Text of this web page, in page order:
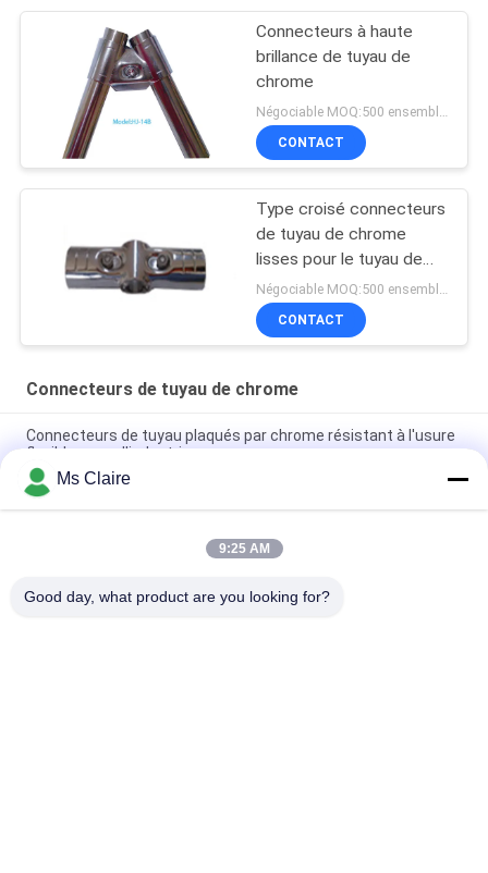
Connecteurs à haute
brillance de tuyau de
chrome
Négociable MOQ:500 ensembles
CONTACT
Type croisé connecteurs
de tuyau de chrome
lisses pour le tuyau de
28mm
CONTACT
Connecteurs de tuyau de chrome
Connecteurs de tuyau plaqués par chrome résistant à l'usure
flexibles pour l'industrie
Connecteurs de forte intensité de tuyau de Chrome,
garnitures de tuyau industrielles de 2,5 millimètres HJ-6D
Garnitures de tuyau de Chrome polissant les garnitures de
Ms Claire
9:25 AM
Good day, what product are you looking for?